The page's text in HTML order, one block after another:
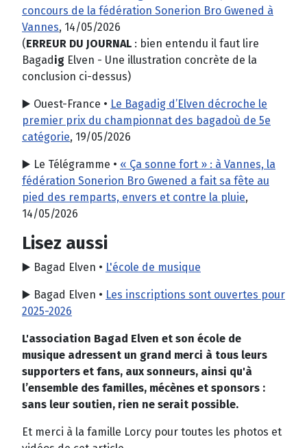
concours de la fédération Sonerion Bro Gwened à
Vannes, 14/05/2026
(ERREUR DU JOURNAL : bien entendu il faut lire
Bagadig Elven - Une illustration concrète de la
conclusion ci-dessus)
▶️ Ouest-France • Le Bagadig d’Elven décroche le
premier prix du championnat des bagadoù de 5e
catégorie, 19/05/2026
▶️ Le Télégramme • « Ça sonne fort » : à Vannes, la
fédération Sonerion Bro Gwened a fait sa fête au
pied des remparts, envers et contre la pluie,
14/05/2026
Lisez aussi
▶️ Bagad Elven • L'école de musique
▶️ Bagad Elven • Les inscriptions sont ouvertes pour
2025-2026
L'association Bagad Elven et son école de
musique adressent un grand merci à tous leurs
supporters et fans, aux sonneurs, ainsi qu'à
l’ensemble des familles, mécènes et sponsors :
sans leur soutien, rien ne serait possible.
Et merci à la famille Lorcy pour toutes les photos et